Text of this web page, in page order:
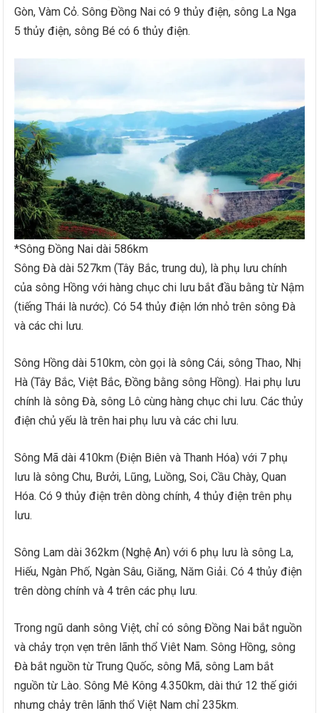
Gòn, Vàm Cỏ. Sông Đồng Nai có 9 thủy điện, sông La Nga
5 thủy điện, sông Bé có 6 thủy điện.
*Sông Đồng Nai dài 586km
Sông Đà dài 527km (Tây Bắc, trung du), là phụ lưu chính
của sông Hồng với hàng chục chi lưu bắt đầu bằng từ Nậm
(tiếng Thái là nước). Có 54 thủy điện lớn nhỏ trên sông Đà
và các chi lưu.
Sông Hồng dài 510km, còn gọi là sông Cái, sông Thao, Nhị
Hà (Tây Bắc, Việt Bắc, Đồng bằng sông Hồng). Hai phụ lưu
chính là sông Đà, sông Lô cùng hàng chục chi lưu. Các thủy
điện chủ yếu là trên hai phụ lưu và các chi lưu.
Sông Mã dài 410km (Điện Biên và Thanh Hóa) với 7 phụ
lưu là sông Chu, Bưởi, Lũng, Luồng, Soi, Cầu Chày, Quan
Hóa. Có 9 thủy điện trên dòng chính, 4 thủy điện trên phụ
lưu.
Sông Lam dài 362km (Nghệ An) với 6 phụ lưu là sông La,
Hiếu, Ngàn Phố, Ngàn Sâu, Giăng, Năm Giải. Có 4 thủy điện
trên dòng chính và 4 trên các phụ lưu.
Trong ngũ danh sông Việt, chỉ có sông Đồng Nai bắt nguồn
và chảy trọn vẹn trên lãnh thổ Viêt Nam. Sông Hồng, sông
Đà bắt nguồn từ Trung Quốc, sông Mã, sông Lam bắt
nguồn từ Lào. Sông Mê Kông 4.350km, dài thứ 12 thế giới
nhưng chảy trên lãnh thổ Việt Nam chỉ 235km.